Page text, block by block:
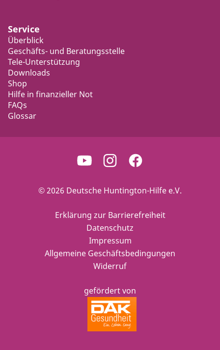
Service
Überblick
Geschäfts- und Beratungsstelle
Tele-Unterstützung
Downloads
Shop
Hilfe in finanzieller Not
FAQs
Glossar
© 2026 Deutsche Huntington-Hilfe e.V.
gefördert von
Erklärung zur Barrierefreiheit
Datenschutz
Impressum
Allgemeine Geschäftsbedingungen
Widerruf